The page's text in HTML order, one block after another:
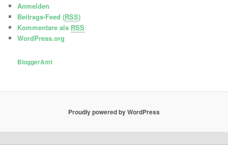
Anmelden
Beitrags-Feed (RSS)
Kommentare als RSS
WordPress.org
BloggerAmt
Proudly powered by WordPress